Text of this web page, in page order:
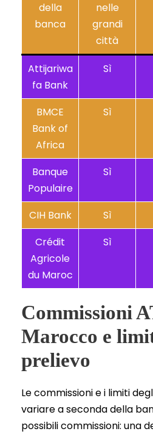
della
banca
nelle
grandi
città
Attijariwa
fa Bank
Sì
BMCE
Bank of
Africa
Sì
Banque
Populaire
Sì
CIH Bank Sì
Crédit
Agricole
du Maroc
Sì
Commissioni
Marocco e
prelievo
Le commissioni e i limiti
variare a seconda della
possibili commissioni: una